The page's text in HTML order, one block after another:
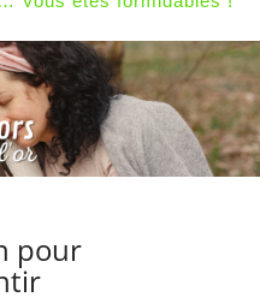
pour